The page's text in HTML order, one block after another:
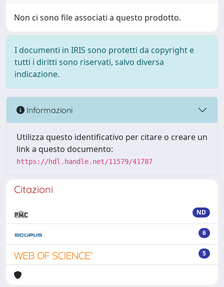
Non ci sono file associati a questo prodotto.
I documenti in IRIS sono protetti da copyright e
tutti i diritti sono riservati, salvo diversa
indicazione.
Informazioni
Utilizza questo identificativo per citare o creare un
link a questo documento:
https://hdl.handle.net/11579/41787
Citazioni
ND
6
5